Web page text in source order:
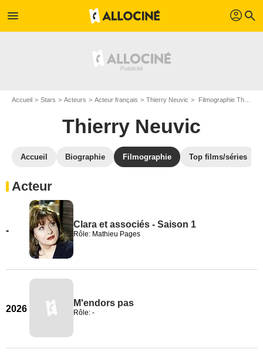
menu profil search
Accueil Stars Acteurs Acteur français Thierry Neuvic Filmographie Thierry Neuvic
Thierry Neuvic
Accueil Biographie Filmographie Top films/séries
Acteur
-
Clara et associés - Saison 1
Rôle: Mathieu Pages
2026
M'endors pas
Rôle: -